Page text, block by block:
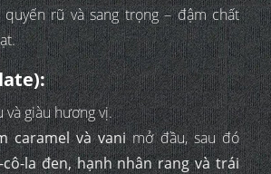
rũ và sang trọng – đậm chất
giàu hương vị.
caramel và vanimở đầu, sau đó
cô-la đen, hạnh nhân rang và trái